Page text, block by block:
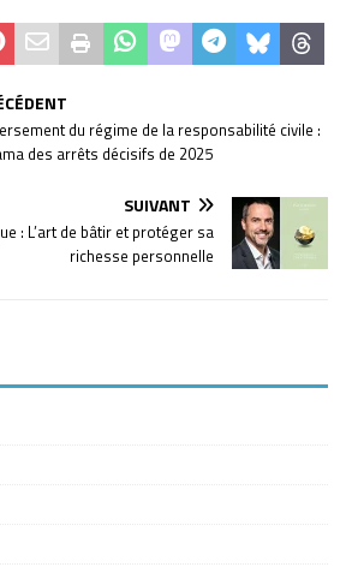
du régime de la responsabilité civile :
des arrêts décisifs de 2025
SUIVANT
: L’art de bâtir et protéger sa
richesse personnelle